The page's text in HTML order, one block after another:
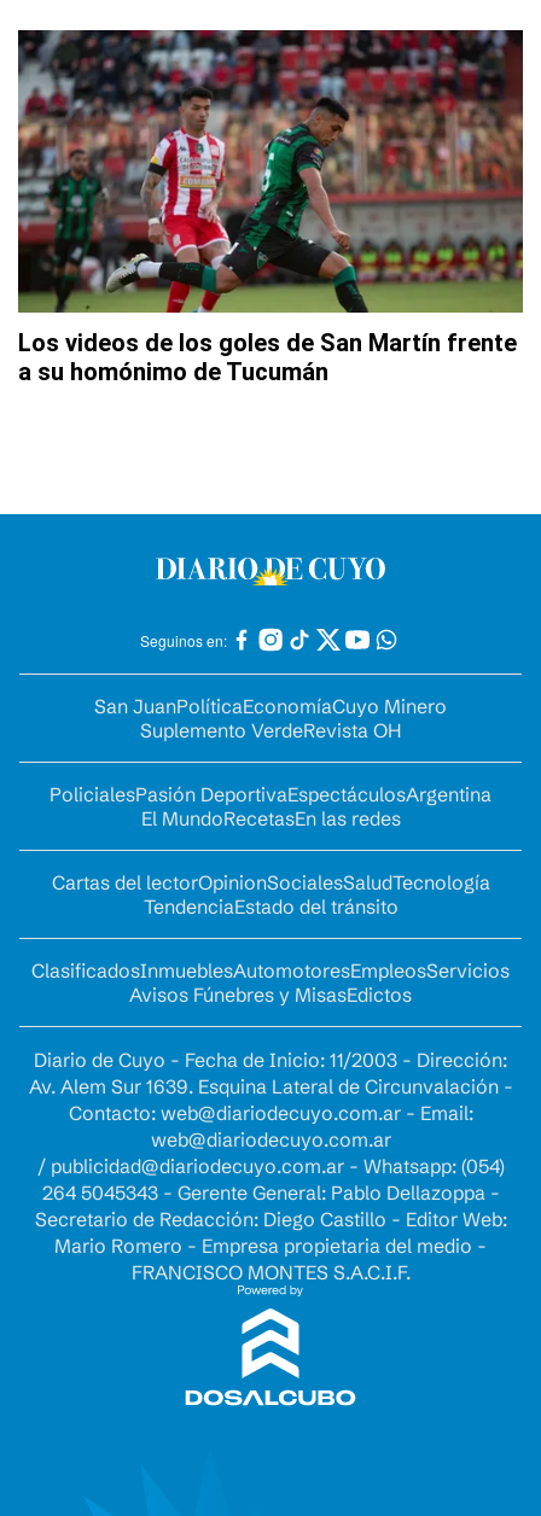
Los videos de los goles de San Martín frente
a su homónimo de Tucumán
Seguinos en:
San JuanPolíticaEconomíaCuyo Minero
Suplemento VerdeRevista OH
PolicialesPasión DeportivaEspectáculosArgentina
El MundoRecetasEn las redes
Cartas del lectorOpinionSocialesSaludTecnología
TendenciaEstado del tránsito
ClasificadosInmueblesAutomotoresEmpleosServicios
Avisos Fúnebres y MisasEdictos
Diario de Cuyo - Fecha de Inicio: 11/2003 - Dirección:
Av. Alem Sur 1639. Esquina Lateral de Circunvalación -
Contacto: web@diariodecuyo.com.ar- Email:
web@diariodecuyo.com.ar
/ publicidad@diariodecuyo.com.ar- Whatsapp: (054)
264 5045343 - Gerente General: Pablo Dellazoppa -
Secretario de Redacción: Diego Castillo - Editor Web:
Mario Romero - Empresa propietaria del medio -
FRANCISCO MONTES S.A.C.I.F.